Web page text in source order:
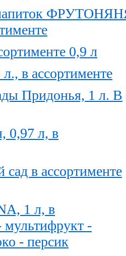
0,9 л
в ассортименте
Придонья, 1 л. В
0,97 л, в
в ассортименте
1 л, в
мультифрукт -
- персик